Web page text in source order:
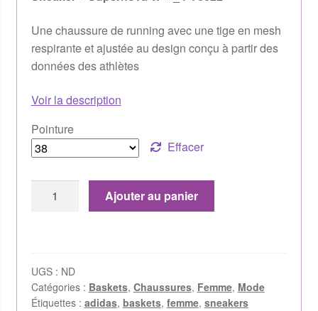
Une chaussure de running avec une tige en mesh
respirante et ajustée au design conçu à partir des
données des athlètes
Voir la description
Pointure
Effacer
Ajouter au panier
UGS : ND
Catégories : Baskets, Chaussures, Femme, Mode
Étiquettes : adidas, baskets, femme, sneakers